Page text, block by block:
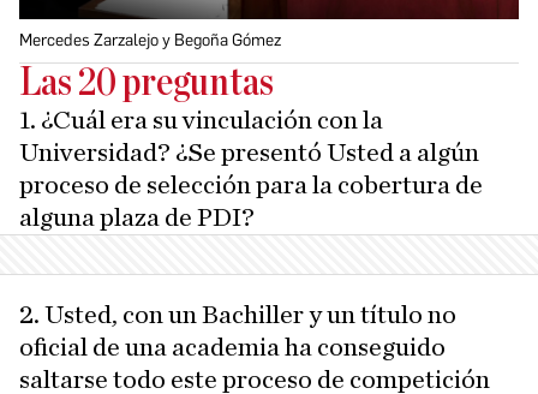
Mercedes Zarzalejo y Begoña Gómez
Las 20 preguntas
1. ¿Cuál era su vinculación con la
Universidad? ¿Se presentó Usted a algún
proceso de selección para la cobertura de
alguna plaza de PDI?
2. Usted, con un Bachiller y un título no
oficial de una academia ha conseguido
saltarse todo este proceso de competición